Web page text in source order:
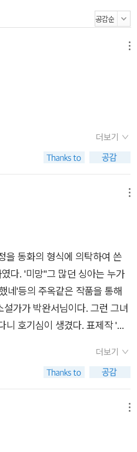
더보기
을 동화의 형식에 의탁하여 쓴
다. '미망''그 많던 싱아는 누가
네'등의 주옥같은 작품을 통해
가가 박완서님이다. 그런 그녀
니 호기심이 생겼다. 표제작 '자
있었다. '아, 바로 이 이야기를
읽고 난 후 내 가슴에도 한줄
. [자전거 도둑]中 보리밭에 부
은 갈수록 산업화되고 문명화되
안타까운 일이 있다면 아이들
일이다. 현재 도시의 주역인
더보기